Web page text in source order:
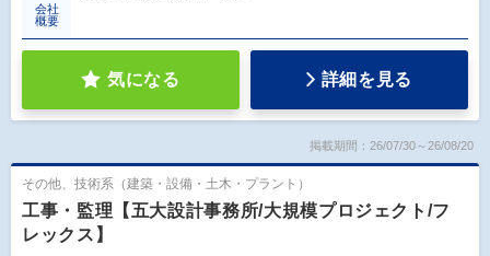
会社
概要
気になる 詳細を見る
掲載期間：26/07/30～26/08/20
その他、技術系（建築・設備・土木・プラント）
工事・監理【五大設計事務所/大規模プロジェクト/フ
レックス】